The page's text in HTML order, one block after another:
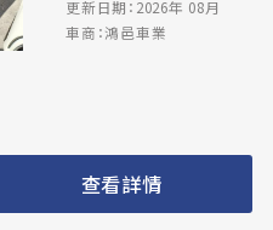
更新日期：2026年 08月
車商：鴻邑車業
查看詳情